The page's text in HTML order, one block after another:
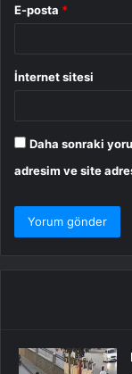
E-posta *
İnternet sitesi
Daha sonraki
adresim ve site